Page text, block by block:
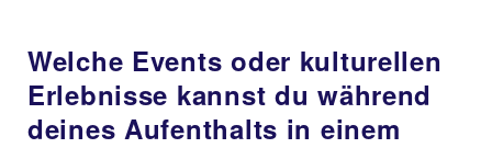
Welche Events oder kulturellen
Erlebnisse kannst du während
deines Aufenthalts in einem